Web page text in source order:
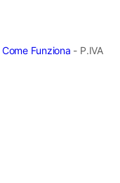
Come Funziona - P.IVA